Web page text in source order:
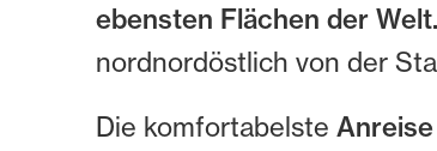
ebensten Flächen der Welt.
nordnordöstlich von der
Die komfortabelste